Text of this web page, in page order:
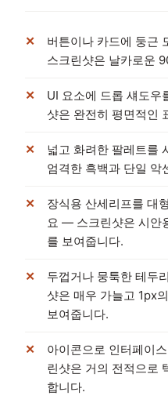
버튼이나 카드에 둥근
스크린샷은 날카로운
UI 요소에 드롭 섀도
샷은 완전히 평면적인
넓고 화려한 팔레트를
엄격한 흑백과 단일 악
장식용 산세리프를 대
요 — 스크린샷은 시안
를 보여줍니다.
두껍거나 뭉툭한 테두
샷은 매우 가늘고 1px
보여줍니다.
아이콘으로 인터페이
린샷은 거의 전적으로
합니다.